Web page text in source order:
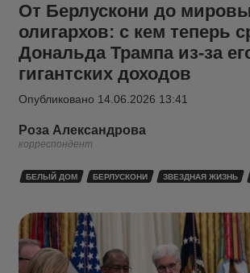
От Берлускони до
олигархов: с кем теперь
Дональда Трампа из-за
гигантских доходов
Опубликовано 14.06.2026 13:41
Роза Александрова
корреспондент
БЕЛЫЙ ДОМ БЕРЛУСКОНИ ЗВЕЗДНАЯ ЖИЗНЬ